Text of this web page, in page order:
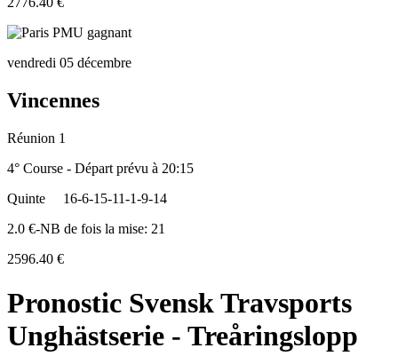
vendredi 05 décembre
Vincennes
Réunion 1
4° Course - Départ prévu à 20:15
Quinte
16-6-15-11-1-9-14
2.0 €-NB de fois la mise: 21
2596.40 €
Pronostic Svensk Travsports
Unghästserie - Treåringslopp